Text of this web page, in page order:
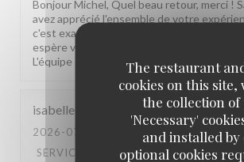
The restaurant
cookies on this
the collection of
'Necessary'
and installed
optional cookies
Bonjour Michel, Quel beau retour, merci !
avez apprécié l'ensemble de votre
c'est exactement ce qui nous motive
espère vous revoir très vite dans notre
L'équipe de L'Alsace
isabelle
2026-07-30
- 19:30 - GUESTS 4
SERVICE
AMBIANCE : 5/5 FOOD: